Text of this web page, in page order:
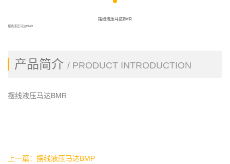
摆线液压马达BMR
摆线液压马达BMR
产品简介 / PRODUCT INTRODUCTION
摆线液压马达BMR
上一篇：摆线液压马达BMP